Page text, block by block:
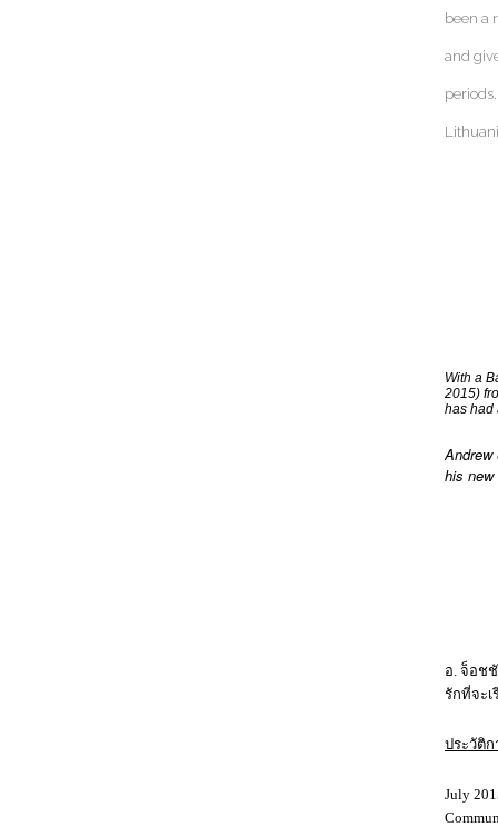
been a
and
With a
2015)
has had
his
อ. จ็อช
รักที่จะ
ประวัติก
July